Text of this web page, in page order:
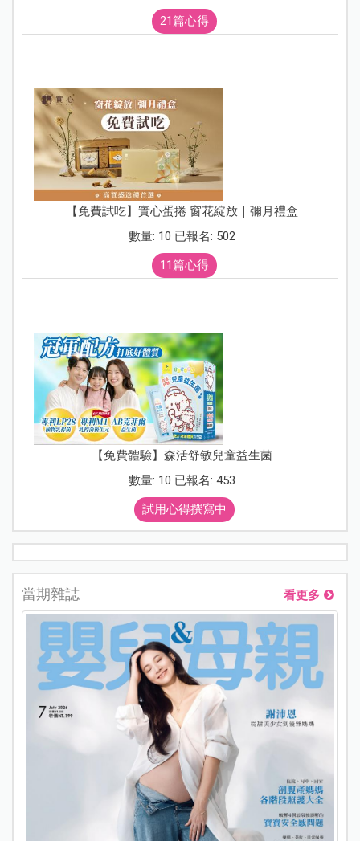
21篇心得
【免費試吃】實心蛋捲 窗花綻放｜彌月禮盒
數量: 10 已報名: 502
11篇心得
【免費體驗】森活舒敏兒童益生菌
數量: 10 已報名: 453
試用心得撰寫中
當期雜誌 看更多